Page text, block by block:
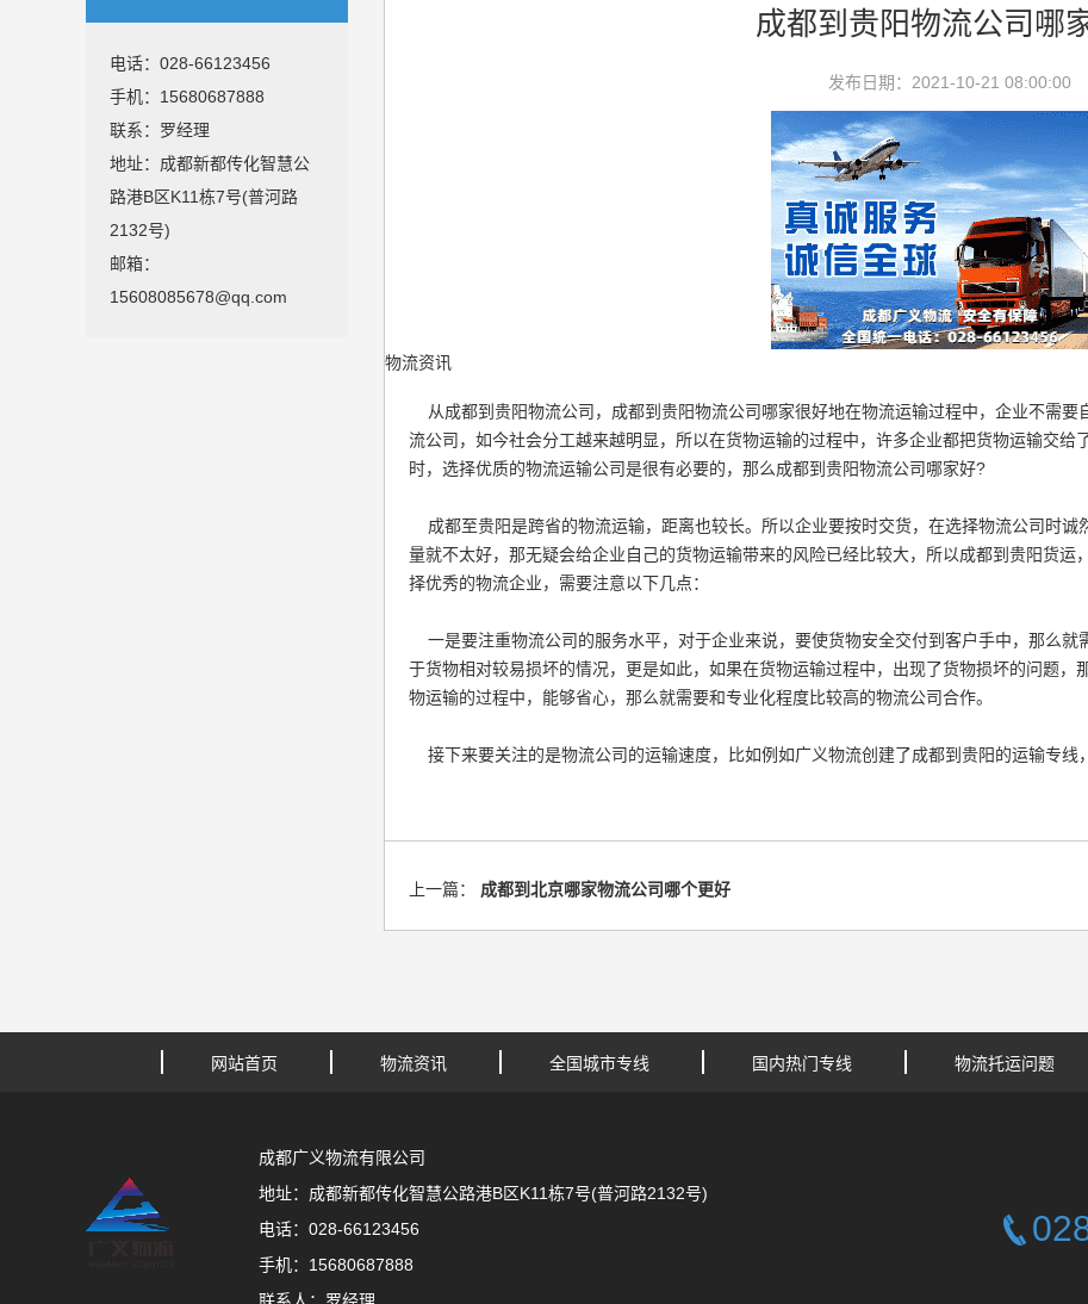
电话：028-66123456
手机：15680687888
联系：罗经理
地址：成都新都传化智慧公
路港B区K11栋7号(普河路
2132号)
邮箱：
15608085678@qq.com
成都到贵阳物流公司哪
发布日期：2021-10-21 08:00:00
物流资讯
从成都到贵阳物流公司，成都到贵阳物流公司哪家很好地在物流运输过程中，企业不需要
流公司，如今社会分工越来越明显，所以在货物运输的过程中，许多企业都把货物运输交
时，选择优质的物流运输公司是很有必要的，那么成都到贵阳物流公司哪家好?
成都至贵阳是跨省的物流运输，距离也较长。所以企业要按时交货，在选择物流公司时诚
量就不太好，那无疑会给企业自己的货物运输带来的风险已经比较大，所以成都到贵阳货
择优秀的物流企业，需要注意以下几点：
一是要注重物流公司的服务水平，对于企业来说，要使货物安全交付到客户手中，那么就
于货物相对较易损坏的情况，更是如此，如果在货物运输过程中，出现了货物损坏的问题
物运输的过程中，能够省心，那么就需要和专业化程度比较高的物流公司合作。
接下来要关注的是物流公司的运输速度，比如例如广义物流创建了成都到贵阳的运输专线
上一篇： 成都到北京哪家物流公司哪个更好
网站首页 物流资讯 全国城市专线 国内热门专线 物流托运问题
成都广义物流有限公司
地址：成都新都传化智慧公路港B区K11栋7号(普河路2132号)
电话：028-66123456
手机：15680687888